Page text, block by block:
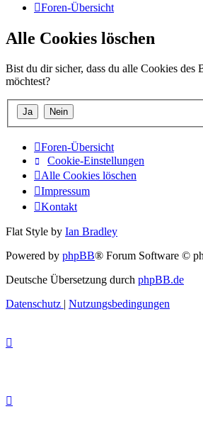
Foren-Übersicht
Alle Cookies löschen
Bist du dir sicher, dass du alle Cookies des
möchtest?
Foren-Übersicht
Cookie-Einstellungen
Alle Cookies löschen
Impressum
Kontakt
Flat Style by Ian Bradley
Powered by phpBB® Forum Software ©
Deutsche Übersetzung durch phpBB.de
Datenschutz | Nutzungsbedingungen